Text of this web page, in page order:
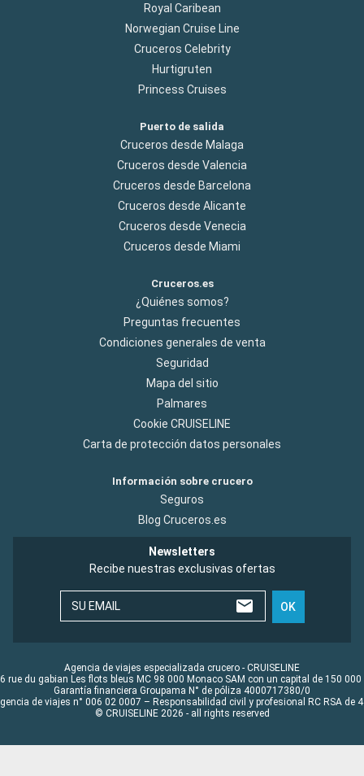
Royal Caribean
Norwegian Cruise Line
Cruceros Celebrity
Hurtigruten
Princess Cruises
Puerto de salida
Cruceros desde Malaga
Cruceros desde Valencia
Cruceros desde Barcelona
Cruceros desde Alicante
Cruceros desde Venecia
Cruceros desde Miami
Cruceros.es
¿Quiénes somos?
Preguntas frecuentes
Condiciones generales de venta
Seguridad
Mapa del sitio
Palmares
Cookie CRUISELINE
Carta de protección datos personales
Información sobre crucero
Seguros
Blog Cruceros.es
Newsletters
Recibe nuestras exclusivas ofertas
SU EMAIL OK
Agencia de viajes especializada crucero - CRUISELINE
rue du gabian Les flots bleus MC 98 000 Monaco SAM con un capital de 150 000
Garantía financiera Groupama N° de póliza 4000717380/0
de viajes n° 006 02 0007 – Responsabilidad civil y profesional RC RSA de
© CRUISELINE 2026 - all rights reserved